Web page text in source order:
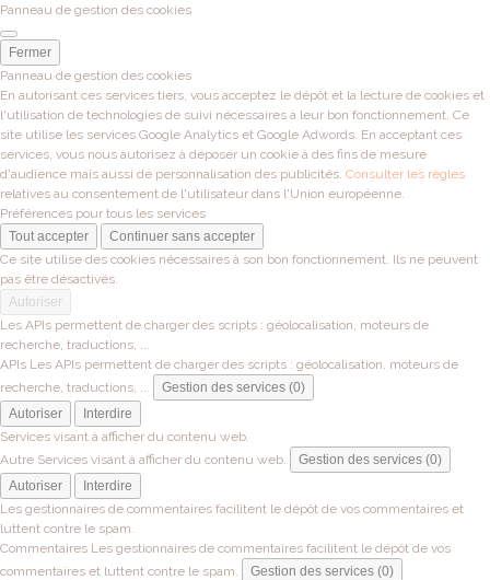
Panneau de gestion des cookies
Fermer
Panneau de gestion des cookies
En autorisant ces services tiers, vous acceptez le dépôt et la lecture de cookies et
l'utilisation de technologies de suivi nécessaires à leur bon fonctionnement. Ce
site utilise les services Google Analytics et Google Adwords. En acceptant ces
services, vous nous autorisez à déposer un cookie à des fins de mesure
d'audience mais aussi de personnalisation des publicités. Consulter les règles
relatives au consentement de l'utilisateur dans l'Union européenne.
Préférences pour tous les services
Tout accepter
Continuer sans accepter
Ce site utilise des cookies nécessaires à son bon fonctionnement. Ils ne peuvent
pas être désactivés.
Autoriser
Les APIs permettent de charger des scripts : géolocalisation, moteurs de
recherche, traductions, ...
APIs Les APIs permettent de charger des scripts : géolocalisation, moteurs de
recherche, traductions, ...
Gestion des services (0)
Autoriser
Interdire
Services visant à afficher du contenu web.
Autre Services visant à afficher du contenu web.
Gestion des services (0)
Autoriser
Interdire
Les gestionnaires de commentaires facilitent le dépôt de vos commentaires et
luttent contre le spam.
Commentaires Les gestionnaires de commentaires facilitent le dépôt de vos
commentaires et luttent contre le spam.
Gestion des services (0)